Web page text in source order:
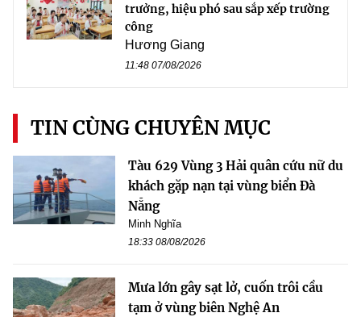
trưởng, hiệu phó sau sắp xếp trường
công
Hương Giang
11:48 07/08/2026
TIN CÙNG CHUYÊN MỤC
Tàu 629 Vùng 3 Hải quân cứu nữ du
khách gặp nạn tại vùng biển Đà
Nẵng
Minh Nghĩa
18:33 08/08/2026
Mưa lớn gây sạt lở, cuốn trôi cầu
tạm ở vùng biên Nghệ An